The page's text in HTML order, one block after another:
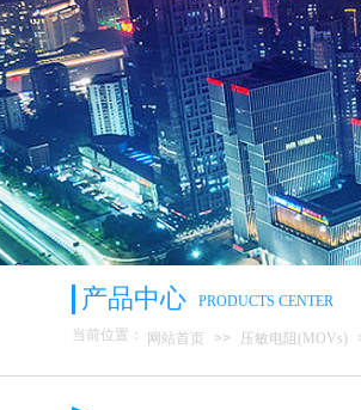
产品中心
PRODUCTS CENTER
当前位置：
网站首页 >> 压敏电阻(MOVs)